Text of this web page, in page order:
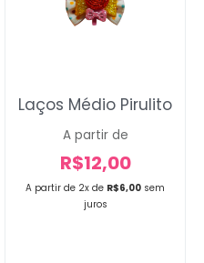
A partir de 2x de R$6,00 sem
juros
Laços Médio Pirulito
A partir de
R$12,00